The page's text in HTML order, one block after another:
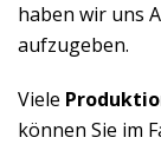
haben wir uns
aufzugeben.
Viele
können Sie im